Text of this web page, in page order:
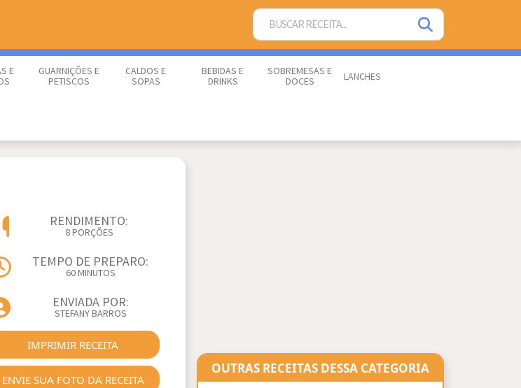
E
GUARNIÇÕES E
PETISCOS
CALDOS E
SOPAS
BEBIDAS E
DRINKS
SOBREMESAS E
DOCES
LANCHES
RENDIMENTO:
8 PORÇÕES
TEMPO DE PREPARO:
60 MINUTOS
ENVIADA POR:
STEFANY BARROS
IMPRIMIR RECEITA
ENVIE SUA FOTO DA RECEITA
OUTRAS RECEITAS DESSA CATEGORIA